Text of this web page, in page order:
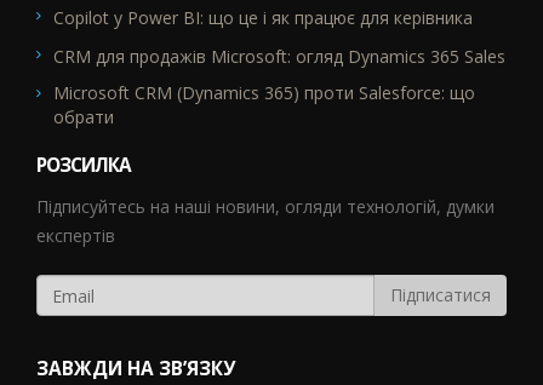
Copilot у Power BI: що це і як працює для керівника
CRM для продажів Microsoft: огляд Dynamics 365 Sales
Microsoft CRM (Dynamics 365) проти Salesforce: що
обрати
РОЗСИЛКА
Підписуйтесь на наші новини, огляди технологій, думки
експертів
ЗАВЖДИ НА ЗВ’ЯЗКУ